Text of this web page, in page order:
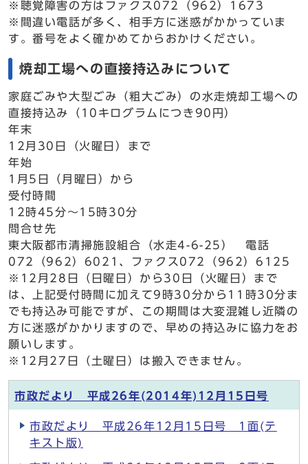
※聴覚障害の方はファクス072（962）1673
※間違い電話が多く、相手方に迷惑がかかっていま
す。番号をよく確かめてからおかけください。
焼却工場への直接持込みについて
家庭ごみや大型ごみ（粗大ごみ）の水走焼却工場への
直接持込み（10キログラムにつき90円）
年末
12月30日（火曜日）まで
年始
1月5日（月曜日）から
受付時間
12時45分～15時30分
問合せ先
東大阪都市清掃施設組合（水走4-6-25） 電話
072（962）6021、ファクス072（962）6125
※12月28日（日曜日）から30日（火曜日）まで
は、上記受付時間に加えて9時30分から11時30分ま
でも持込み可能ですが、この期間は大変混雑し近隣の
方に迷惑がかかりますので、早めの持込みに協力をお
願いします。
※12月27日（土曜日）は搬入できません。
市政だより 平成26年(2014年)12月15日号
市政だより 平成26年12月15日号 1面(テ
キスト版)